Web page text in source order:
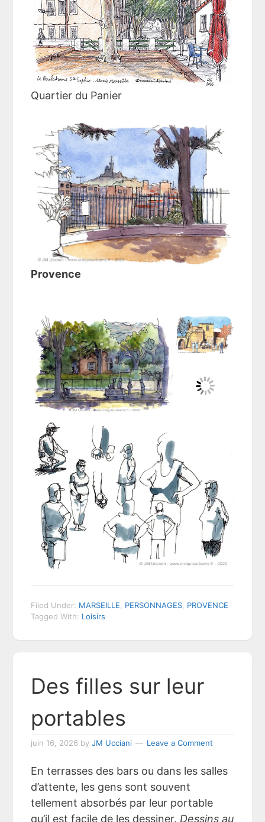
Quartier du Panier
Provence
Filed Under: MARSEILLE, PERSONNAGES, PROVENCE
Tagged With: Loisirs
Des filles sur leur
portables
juin 16, 2026 byJM Ucciani Leave a Comment
En terrasses des bars ou dans les salles
d’attente, les gens sont souvent
tellement absorbés par leur portable
qu’il est facile de les dessiner. Dessins au